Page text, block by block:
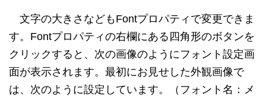
文字の大きさなどもFontプロパティで変更できま
す。Fontプロパティの右欄にある四角形のボタンを
クリックすると、次の画像のようにフォント設定画
面が表示されます。最初にお見せした外観画像で
は、次のように設定しています。（フォント名：メ